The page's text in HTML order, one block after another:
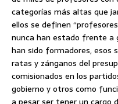
categorías más altas que
ellos se definen
nunca han estado frente a
han sido formadores, esos
ratas y zánganos del
comisionados en los
gobierno y otros como